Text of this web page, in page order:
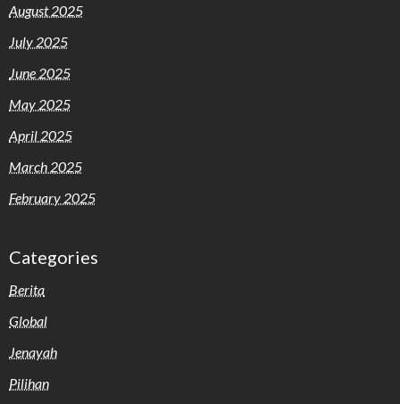
August 2025
July 2025
June 2025
May 2025
April 2025
March 2025
February 2025
Categories
Berita
Global
Jenayah
Pilihan